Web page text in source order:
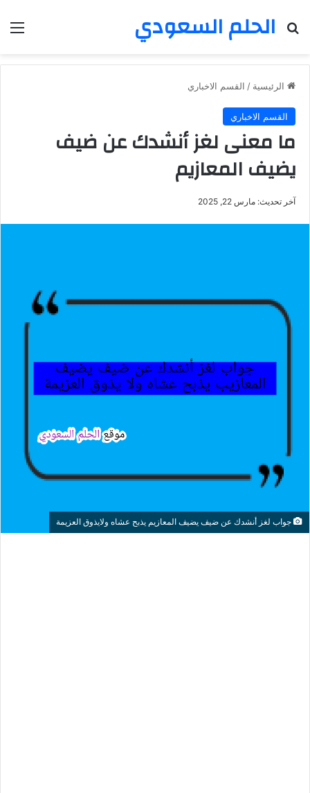
الحلم السعودي
بحث عن
الرئيسية / القسم الاخباري
القسم الاخباري
ما معنى لغز أنشدك عن ضيف
يضيف المعازيم
آخر تحديث: مارس 22, 2025
جواب لغز أنشدك عن ضيف يضيف المعازيم يذبح عشاه ولايذوق العزيمة